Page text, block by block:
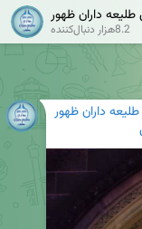
داران ظهور
8.2هزار دنبال‌کننده
داران ظهور